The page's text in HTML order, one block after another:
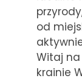
od
Witaj na
krainie